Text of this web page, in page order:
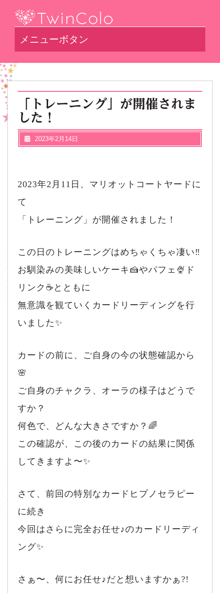
メニューボタン
「トレーニング」が開催されま
した！
2023年2月14日
2023年2月11日、マリオットコートヤードに
て
「トレーニング」が開催されました！
この日のトレーニングはめちゃくちゃ凄い‼️
お馴染みの美味しいケーキ🍰やパフェ🍨ド
リンク☕️とともに
無意識を観ていくカードリーディングを行
いました✨
カードの前に、ご自身の今の状態確認から
🌸
ご自身のチャクラ、オーラの様子はどうで
すか？
何色で、どんな大きさですか？🌈
この確認が、この後のカードの結果に関係
してきますよ〜✨
さて、前回の特別なカードヒプノセラピー
に続き
今回はさらに完全お任せ♪のカードリーディ
ング✨
さぁ〜、何にお任せ♪だと想いますかぁ?!